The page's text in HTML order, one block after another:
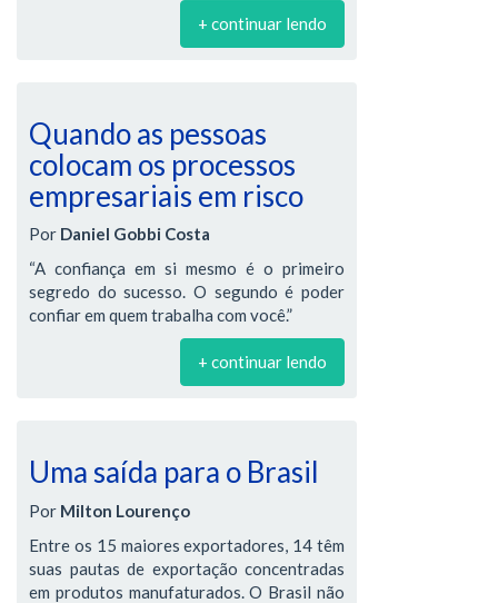
+ continuar lendo
Quando as pessoas
colocam os processos
empresariais em risco
Por Daniel Gobbi Costa
“A confiança em si mesmo é o primeiro
segredo do sucesso. O segundo é poder
confiar em quem trabalha com você.”
+ continuar lendo
Uma saída para o Brasil
Por Milton Lourenço
Entre os 15 maiores exportadores, 14 têm
suas pautas de exportação concentradas
em produtos manufaturados. O Brasil não